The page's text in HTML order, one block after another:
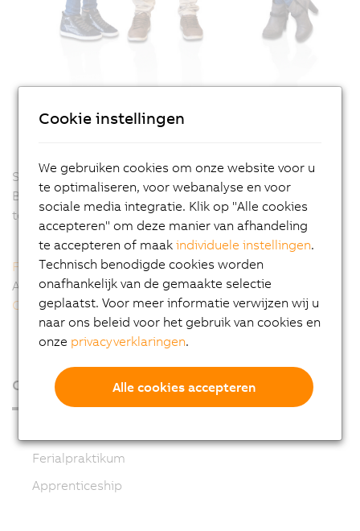
Students and teachers in Austria and parts of southern
Bavaria are supported by our Educational Support
team.
Ferialpraktikum
Afstudeeronderzoek
Contact
Career
Ferialpraktikum
Apprenticeship
Cookie instellingen
We gebruiken cookies om onze website voor u
te optimaliseren, voor webanalyse en voor
sociale media integratie. Klik op "Alle cookies
accepteren" om deze manier van afhandeling
te accepteren of maakindividuele instellingen.
Technisch benodigde cookies worden
onafhankelijk van de gemaakte selectie
geplaatst. Voor meer informatie verwijzen wij u
naar ons beleid voor het gebruik van cookies en
onze privacyverklaringen.
Alle cookies accepteren